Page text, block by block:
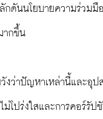
กดันนโยบายความร่วมมื
ากขึ้น
งว่าปัญหาเหล่านี้และอุ
ม่โปร่งใสและการคอร์รั